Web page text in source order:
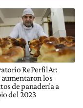
RePerfilAr:
los
de panadería a
del 2023